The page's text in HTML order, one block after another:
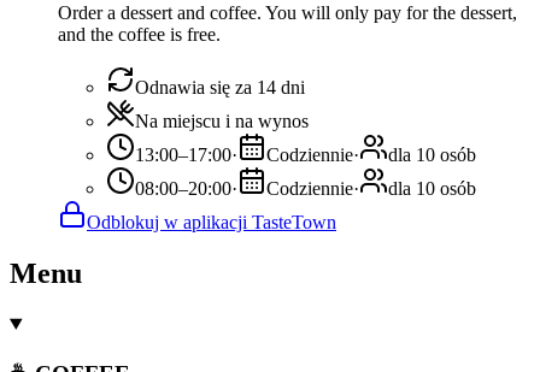
Order a dessert and coffee. You will only pay for the dessert,
and the coffee is free.
Odnawia się za 14 dni
Na miejscu i na wynos
13:00–17:00· Codziennie·
dla 10 osób
08:00–20:00· Codziennie·
dla 10 osób
Odblokuj w aplikacji TasteTown
Menu